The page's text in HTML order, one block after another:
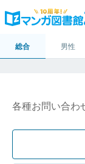
総合 男性
各種お問い合わ